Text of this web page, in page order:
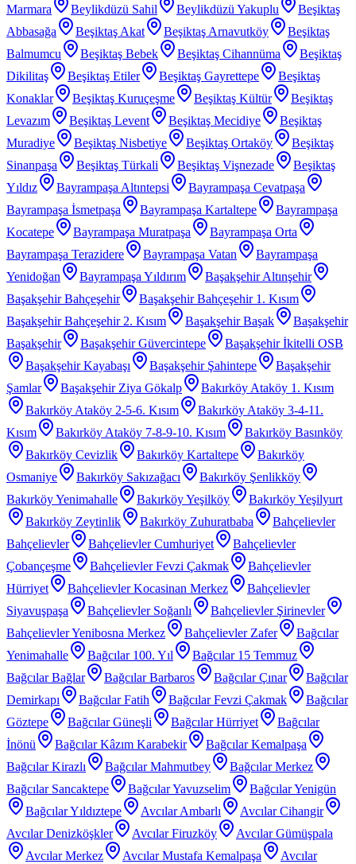
Marmara
Beylikdüzü Sahil Beylikdüzü Yakuplu
Beşiktaş
Abbasağa
Beşiktaş Akat Beşiktaş Arnavutköy
Beşiktaş
Balmumcu
Beşiktaş Bebek Beşiktaş Cihannüma
Beşiktaş
Dikilitaş
Beşiktaş Etiler Beşiktaş Gayrettepe
Beşiktaş
Konaklar
Beşiktaş Kuruçeşme Beşiktaş Kültür
Beşiktaş
Levazım
Beşiktaş Levent Beşiktaş Mecidiye
Beşiktaş
Muradiye
Beşiktaş Nisbetiye Beşiktaş Ortaköy
Beşiktaş
Sinanpaşa
Beşiktaş Türkali Beşiktaş Vişnezade
Beşiktaş
Yıldız
Bayrampaşa Altıntepsi
Bayrampaşa Cevatpaşa
Bayrampaşa İsmetpaşa
Bayrampaşa Kartaltepe
Bayrampaşa
Kocatepe
Bayrampaşa Muratpaşa
Bayrampaşa Orta
Bayrampaşa Terazidere
Bayrampaşa Vatan
Bayrampaşa
Yenidoğan
Bayrampaşa Yıldırım
Başakşehir Altınşehir
Başakşehir Bahçeşehir
Başakşehir Bahçeşehir 1. Kısım
Başakşehir Bahçeşehir 2. Kısım
Başakşehir Başak
Başakşehir
Başakşehir
Başakşehir Güvercintepe
Başakşehir İkitelli OSB
Başakşehir Kayabaşı
Başakşehir Şahintepe
Başakşehir
Şamlar
Başakşehir Ziya Gökalp
Bakırköy Ataköy 1. Kısım
Bakırköy Ataköy 2-5-6. Kısım
Bakırköy Ataköy 3-4-11.
Kısım
Bakırköy Ataköy 7-8-9-10. Kısım
Bakırköy Basınköy
Bakırköy Cevizlik
Bakırköy Kartaltepe
Bakırköy
Osmaniye
Bakırköy Sakızağacı
Bakırköy Şenlikköy
Bakırköy Yenimahalle
Bakırköy Yeşilköy
Bakırköy Yeşilyurt
Bakırköy Zeytinlik
Bakırköy Zuhuratbaba
Bahçelievler
Bahçelievler
Bahçelievler Cumhuriyet
Bahçelievler
Çobançeşme
Bahçelievler Fevzi Çakmak
Bahçelievler
Hürriyet
Bahçelievler Kocasinan Merkez
Bahçelievler
Siyavuşpaşa
Bahçelievler Soğanlı
Bahçelievler Şirinevler
Bahçelievler Yenibosna Merkez
Bahçelievler Zafer
Bağcılar
Yenimahalle
Bağcılar 100. Yıl
Bağcılar 15 Temmuz
Bağcılar Bağlar
Bağcılar Barbaros Bağcılar Çınar
Bağcılar
Demirkapı
Bağcılar Fatih Bağcılar Fevzi Çakmak
Bağcılar
Göztepe
Bağcılar Güneşli Bağcılar Hürriyet
Bağcılar
İnönü
Bağcılar Kâzım Karabekir
Bağcılar Kemalpaşa
Bağcılar Kirazlı
Bağcılar Mahmutbey
Bağcılar Merkez
Bağcılar Sancaktepe
Bağcılar Yavuzselim
Bağcılar Yenigün
Bağcılar Yıldıztepe
Avcılar Ambarlı
Avcılar Cihangir
Avcılar Denizköşkler
Avcılar Firuzköy
Avcılar Gümüşpala
Avcılar Merkez
Avcılar Mustafa Kemalpaşa Avcılar